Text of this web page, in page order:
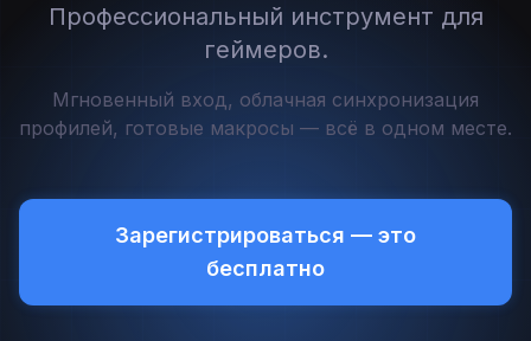
Профессиональный инструмент для
геймеров.
Мгновенный вход, облачная синхронизация
профилей, готовые макросы — всё в одном месте.
Зарегистрироваться — это
бесплатно